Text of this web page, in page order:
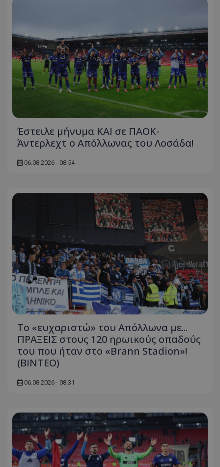
Έστειλε μήνυμα ΚΑΙ σε ΠΑΟΚ-
Άντερλεχτ ο Απόλλωνας του Λοσάδα!
06.08.2026 - 08:54
Το «ευχαριστώ» του Απόλλωνα με...
ΠΡΑΞΕΙΣ στους 120 ηρωικούς οπαδούς
του που ήταν στο «Brann Stadion»!
(ΒΙΝΤΕΟ)
06.08.2026 - 08:31